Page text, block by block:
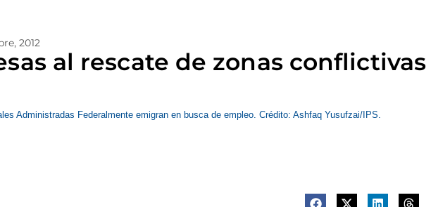
2012
al rescate de zonas